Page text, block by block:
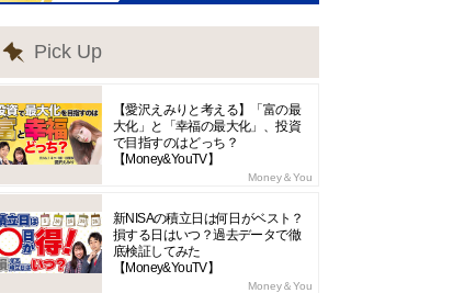
Pick Up
【愛沢えみりと考える】「富の最
大化」と「幸福の最大化」、投資
で目指すのはどっち？
【Money&YouTV】
Money＆You
新NISAの積立日は何日がベスト？
損する日はいつ？過去データで徹
底検証してみた
【Money&YouTV】
Money＆You